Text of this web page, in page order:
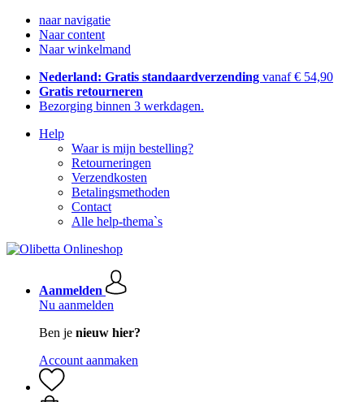
naar navigatie
Naar content
Naar winkelmand
Nederland: Gratis standaardverzending vanaf € 54,90
Gratis retourneren
Bezorging binnen 3 werkdagen.
Help
Waar is mijn bestelling?
Retourneringen
Verzendkosten
Betalingsmethoden
Contact
Alle help-thema`s
Aanmelden
Nu aanmelden
Ben je nieuw hier?
Account aanmaken